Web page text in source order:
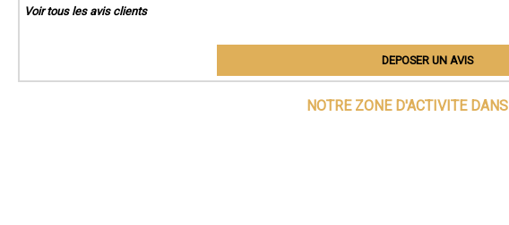
Voir tous les avis clients
DEPOSER UN AVIS
NOTRE ZONE D'ACTIVITE DANS